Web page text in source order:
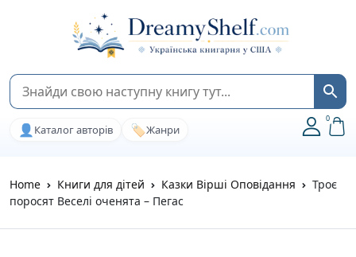
👤 Каталог авторів 🏷️Жанри
0
Home Книги для дітей Казки Вірші Оповідання
Троє
поросят Веселі оченята – Пегас